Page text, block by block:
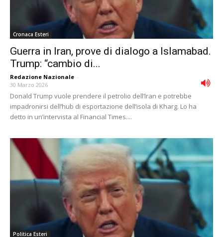
Cronaca Esteri
Guerra in Iran, prove di dialogo a Islamabad.
Trump: “cambio di...
Redazione Nazionale -
30 Marzo 2026
Donald Trump vuole prendere il petrolio dell’Iran e potrebbe
impadronirsi dell’hub di esportazione dell’isola di Kharg. Lo ha
detto in un’intervista al Financial Times....
Politica Esteri